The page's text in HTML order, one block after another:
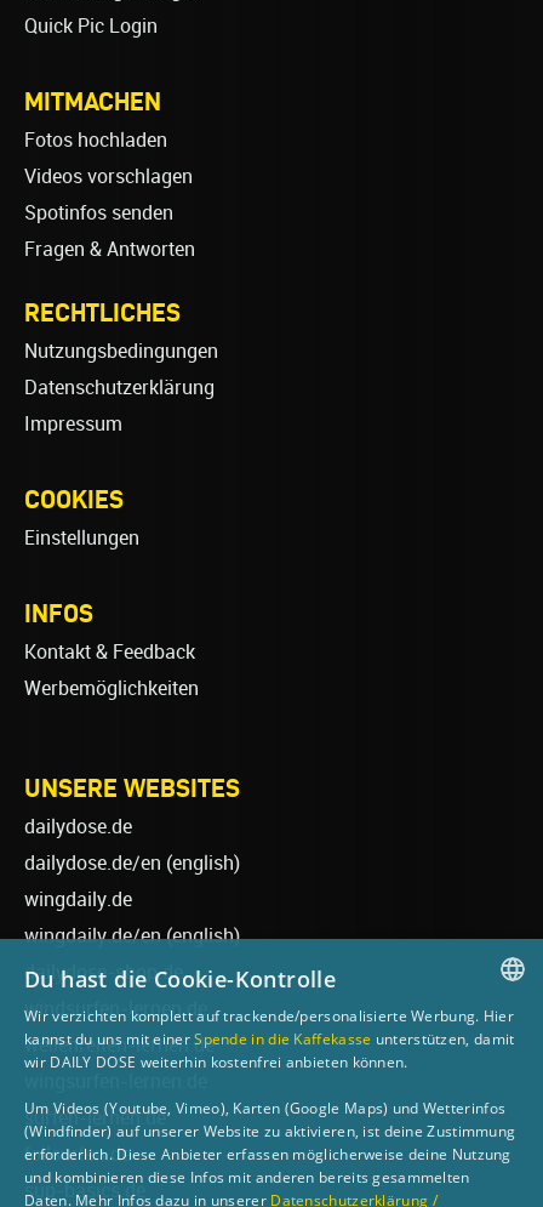
Quick Pic Login
MITMACHEN
Fotos hochladen
Videos vorschlagen
Spotinfos senden
Fragen & Antworten
RECHTLICHES
Nutzungsbedingungen
Datenschutzerklärung
Impressum
COOKIES
Einstellungen
INFOS
Kontakt & Feedback
Werbemöglichkeiten
UNSERE WEBSITES
dailydose.de
dailydose.de/en (english)
wingdaily.de
wingdaily.de/en(english)
dailydose-shop.de
windsurfen-lernen.de
wellenreiten-lernen.de
surfen-lernen.de
foilsurfen.de
sup-basics.de
GERMAN
Du hast die Cookie-Kontrolle
Wir verzichten komplett auf trackende/personalisierte Werbung. Hier
kannst du uns mit einerSpende in die Kaffekasse unterstützen, damit
wir DAILY DOSE weiterhin kostenfrei anbieten können.
Um Videos (Youtube, Vimeo), Karten (Google Maps) und Wetterinfos
(Windfinder) auf unserer Website zu aktivieren, ist deine Zustimmung
erforderlich. Diese Anbieter erfassen möglicherweise deine Nutzung
und kombinieren diese Infos mit anderen bereits gesammelten
Daten. Mehr Infos dazu in unserer Datenschutzerklärung /